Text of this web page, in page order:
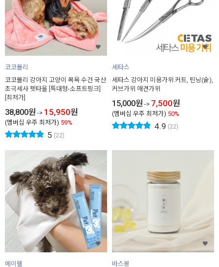
코코몰리
코코몰리 강아지 고양이 목욕 수건 국산
초극세사 펫타올 [특대형-소프트핑크]
[최저가]
38,800원 -> 15,950원
(멤버십 우주 최저가) 59%
5 (22)
세타스
세타스 강아지 미용가위 커트, 틴닝(숱),
커브가위 애견가위
15,000원 -> 7,500원
(멤버십 우주 최저가) 50%
4.9 (22)
메이웰
바스몽